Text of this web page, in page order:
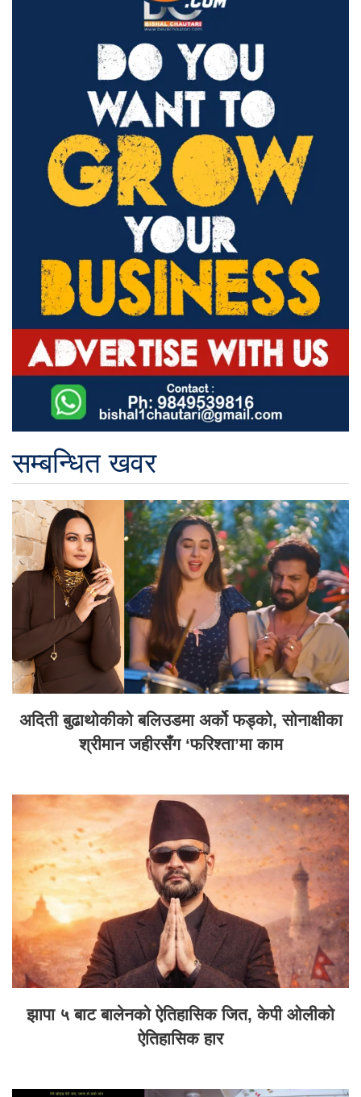
सम्बन्धित खवर
अदिती बुढाथोकीको बलिउडमा अर्को फड्को, सोनाक्षीका
श्रीमान जहीरसँग ‘फरिश्ता’मा काम
झापा ५ बाट बालेनको ऐतिहासिक जित, केपी ओलीको
ऐतिहासिक हार